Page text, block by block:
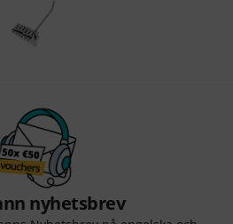
nyhetsbrev